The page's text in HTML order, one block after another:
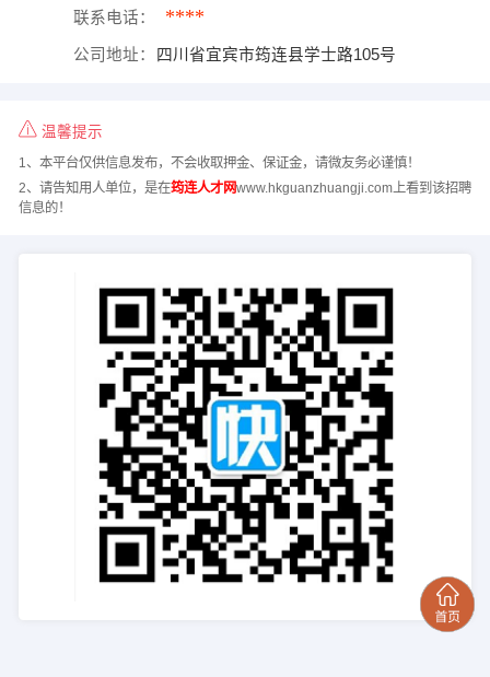
联系电话： ****
公司地址： 四川省宜宾市筠连县学士路105号
温馨提示
1、本平台仅供信息发布，不会收取押金、保证金，请微友务必谨慎！
2、请告知用人单位，是在筠连人才网www.hkguanzhuangji.com上看到该招聘
信息的！